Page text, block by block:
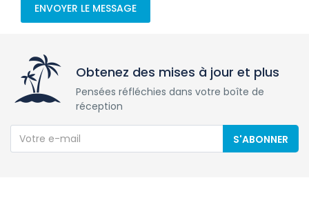
ENVOYER LE MESSAGE
Obtenez des mises à jour et plus
Pensées réfléchies dans votre boîte de
réception
S'ABONNER